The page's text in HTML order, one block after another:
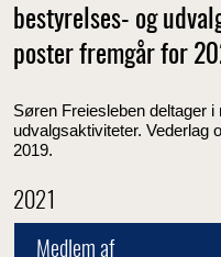
bestyrelses- og
poster fremgår for
Søren Freiesleben deltager
udvalgsaktiviteter. Vederlag
2019.
2021
Medlem af